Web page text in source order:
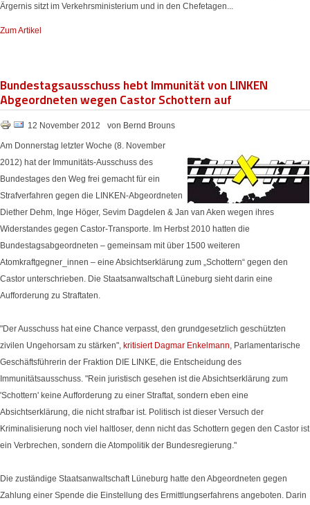
Ärgernis sitzt im Verkehrsministerium und in den Chefetagen...
Zum Artikel
Bundestagsausschuss hebt Immunität von LINKEN
Abgeordneten wegen Castor Schottern auf
12 November 2012 von Bernd Brouns
Am Donnerstag letzter Woche (8. November
2012) hat der Immunitäts-Ausschuss des
Bundestages den Weg frei gemacht für ein
Strafverfahren gegen die LINKEN-Abgeordneten
Diether Dehm, Inge Höger, Sevim Dagdelen & Jan van Aken wegen ihres
Widerstandes gegen Castor-Transporte. Im Herbst 2010 hatten die
Bundestagsabgeordneten – gemeinsam mit über 1500 weiteren
Atomkraftgegner_innen – eine Absichtserklärung zum „Schottern“ gegen den
Castor unterschrieben. Die Staatsanwaltschaft Lüneburg sieht darin eine
Aufforderung zu Straftaten.
"Der Ausschuss hat eine Chance verpasst, den grundgesetzlich geschützten
zivilen Ungehorsam zu stärken", kritisiert Dagmar Enkelmann, Parlamentarische
Geschäftsführerin der Fraktion DIE LINKE, die Entscheidung des
Immunitätsausschuss. "Rein juristisch gesehen ist die Absichtserklärung zum
'Schottern' keine Aufforderung zu einer Straftat, sondern eben eine
Absichtserklärung, die nicht strafbar ist. Politisch ist dieser Versuch der
Kriminalisierung noch viel haltloser, denn nicht das Schottern gegen den Castor ist
ein Verbrechen, sondern die Atompolitik der Bundesregierung."
Die zuständige Staatsanwaltschaft Lüneburg hatte den Abgeordneten gegen
Zahlung einer Spende die Einstellung des Ermittlungserfahrens angeboten. Darin